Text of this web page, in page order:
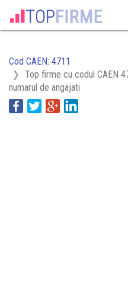
Cod CAEN: 4711
Top firme cu codul CAEN
numarul de angajati